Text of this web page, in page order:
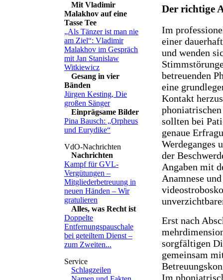
Mit Vladimir
Malakhov auf eine
Tasse Tee
„Als Tänzer ist man nie
am Ziel“: Vladimir
Malakhov im Gespräch
mit Jan Stanislaw
Witkiewicz
Gesang in vier
Bänden
Jürgen Kesting, Die
großen Sänger
Einprägsame Bilder
Pina Bausch: „Orpheus
und Eurydike“
Nachrichten
Kampf für GVL-
Vergütungen –
Mitgliederbetreuung in
neuen Händen – Wir
gratulieren
Alles, was Recht ist
Doppelte
Entfernungspauschale
bei geteiltem Dienst –
zum Zweiten...
Schlagzeilen
Der richtige
Im
einer
und wenden
betreuenden
eine
Kontakt
sollten bei
genaue
Werdeganges
der
Angaben mit
Anamnese
Erst nach
sorgfältigen
gemeinsam
Im